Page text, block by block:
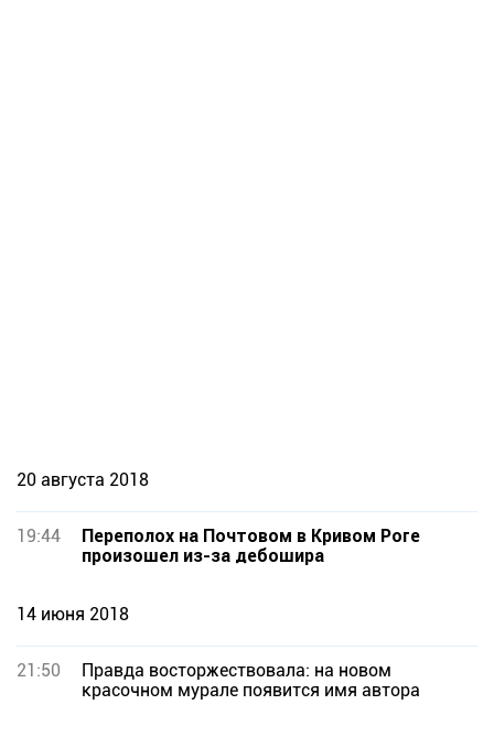
20 августа 2018
19:44
Переполох на Почтовом в Кривом Роге
произошел из-за дебошира
14 июня 2018
21:50
Правда восторжествовала: на новом
красочном мурале появится имя автора